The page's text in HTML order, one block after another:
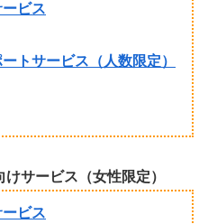
ビス
トサービス（人数限定）
サービス（女性限定）
ビス